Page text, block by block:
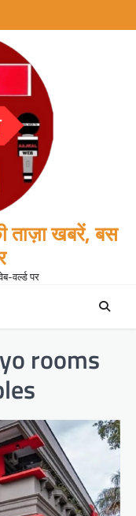
ताज़ा खबरें, बस
वर्ल्ड पर
rooms